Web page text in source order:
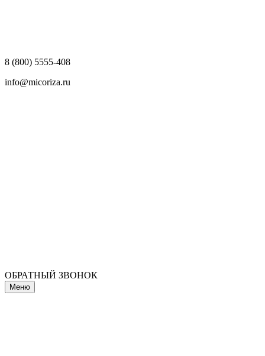
8 (800) 5555-408
info@micoriza.ru
ОБРАТНЫЙ ЗВОНОК
Меню